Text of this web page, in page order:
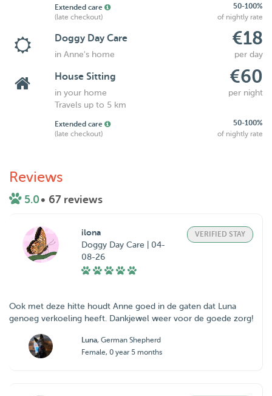
Extended care
50-100%
(late checkout)
of nightly rate
Doggy Day Care €18
in Anne's home per day
House Sitting €60
in your home
per night
Travels up to 5 km
Extended care
50-100%
(late checkout)
of nightly rate
Reviews
5.0• 67 reviews
ilona
Doggy Day Care | 04-
08-26
VERIFIED STAY
Ook met deze hitte houdt Anne goed in de gaten dat Luna
genoeg verkoeling heeft. Dankjewel weer voor de goede zorg!
Luna, German Shepherd
Female, 0 year 5 months